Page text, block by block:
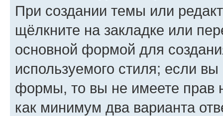
При создании темы или
щёлкните на закладке или
основной формой для
используемого стиля; если
формы, то вы не имеете прав
как минимум два варианта